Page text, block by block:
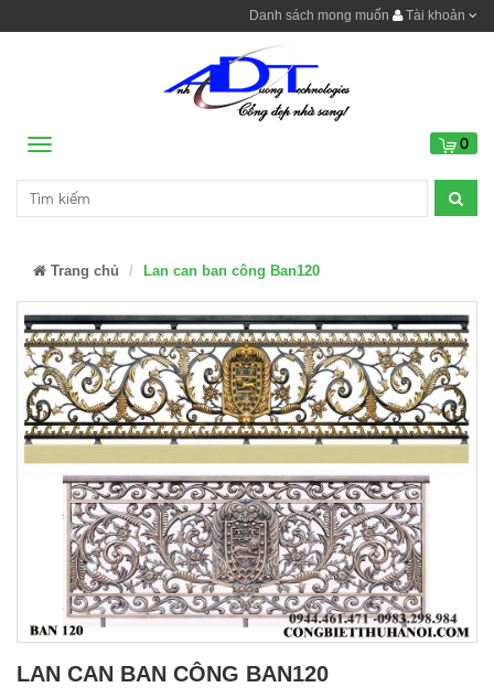
Danh sách mong muốn Tài khoản
Menu 0
Trang chủ Lan can ban công Ban120
LAN CAN BAN CÔNG BAN120